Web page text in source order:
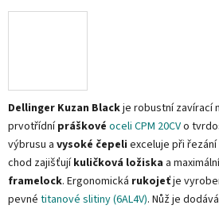
Dellinger Kuzan Blackje robustní zavírací
prvotřídnípráškové oceli CPM 20CVo
výbrusu a vysoké čepeli exceluje při
chod zajišťujíkuličková ložiska a
framelock. Ergonomická rukojeťje
pevné titanové slitiny (6AL4V). Nůž je